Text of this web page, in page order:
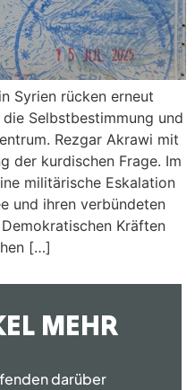
Syrien rücken erneut
Selbstbestimmung und
Rezgar Akrawi mit
der kurdischen Frage. Im
militärische Eskalation
und ihren verbündeten
Kräften
[…]
MEHR
darüber